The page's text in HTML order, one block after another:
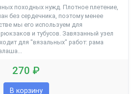
походных нужд. Плотное плетение,
без сердечника, поэтому менее
мы его используем для
и тубусов. Завязанный узел
для "вязальных" работ: рама
270 ₽
В корзину